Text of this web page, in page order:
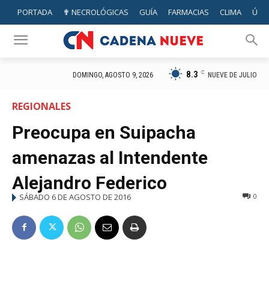
PORTADA ✟ NECROLÓGICAS GUÍA FARMACIAS CLIMA
DOMINGO, AGOSTO 9, 2026 8.3 C NUEVE DE JULIO
REGIONALES
Preocupa en Suipacha
amenazas al Intendente
Alejandro Federico
SÁBADO 6 DE AGOSTO DE 2016 0